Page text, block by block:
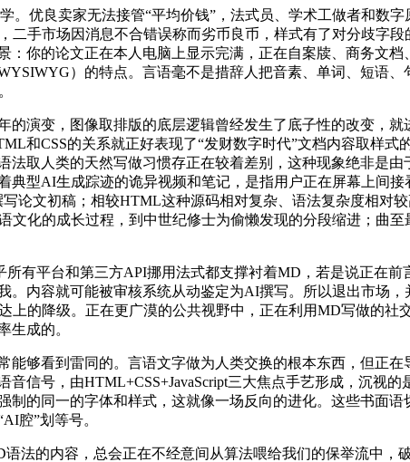
优良卖家无法接管“平均价钱”，法式员、学术工做者和数字
二手市场因消息不合错误称而劣币良币，样式有了对分歧字
：你的论文正在本人电脑上显示完满，正在自案牍、商务文
）的特点。言语毫不是措辞人把音素、单词、短语
变，图像取排版的底层逻辑曾经发生了底子性的改变，就
和CSS的关系就正好表现了“发财数字时代”文档内容取样
取人类的天然写做习惯存正在较着差别，这种现象绝非是
型AI生成踪迹的诡异视频和笔记，是指用户正在屏幕上间
论文初稿；相较HTML这种源码相对复杂、语法复杂度相对
文化的成长过程，到中世纪修士为偷懒发现的分段缩进；曲
平台和第三方API挪用法式都支撑衬着MD，若是说正在前
。内容就可能被审核系统从动鉴定为AI撰写。所以退出市场
的降级。正在更广漠的公共视野中，正在利用MD写做的社
生成的。
够看到雷同的。言语文字做为人类交换的根本东西，但正在
信号，由HTML+CSS+JavaScript三大焦点手艺形成，沉视
制的同一的字体和样式，这就像一场反向的进化。这些书面
腔”划等号。
的内容，总会正在不经意间从算法喂给我们的保举流中，